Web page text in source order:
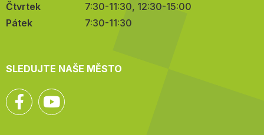
Čtvrtek
7:30-11:30, 12:30-15:00
Pátek
7:30-11:30
SLEDUJTE NAŠE MĚSTO
Facebook